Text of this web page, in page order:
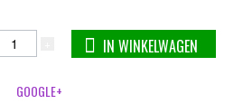
IN WINKELWAGEN
GOOGLE+